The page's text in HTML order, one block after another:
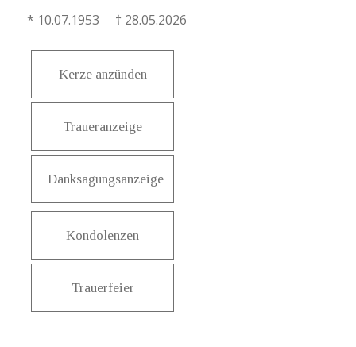
* 10.07.1953 † 28.05.2026
Kerze anzünden
Traueranzeige
Danksagungsanzeige
Kondolenzen
Trauerfeier